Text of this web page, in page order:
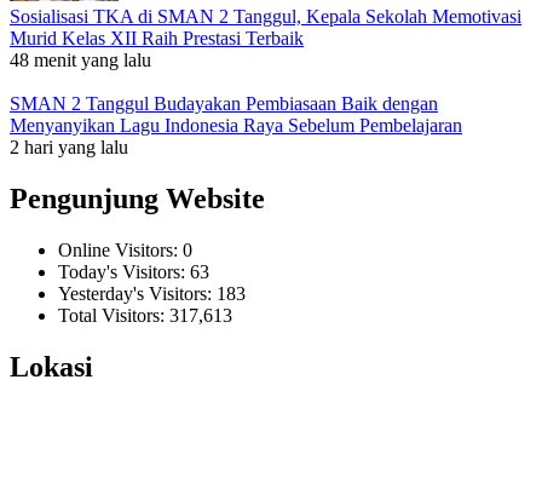
Sosialisasi TKA di SMAN 2 Tanggul, Kepala Sekolah Memotivasi
Murid Kelas XII Raih Prestasi Terbaik
48 menit yang lalu
SMAN 2 Tanggul Budayakan Pembiasaan Baik dengan
Menyanyikan Lagu Indonesia Raya Sebelum Pembelajaran
2 hari yang lalu
Pengunjung Website
Online Visitors: 0
Today's Visitors: 63
Yesterday's Visitors: 183
Total Visitors: 317,613
Lokasi